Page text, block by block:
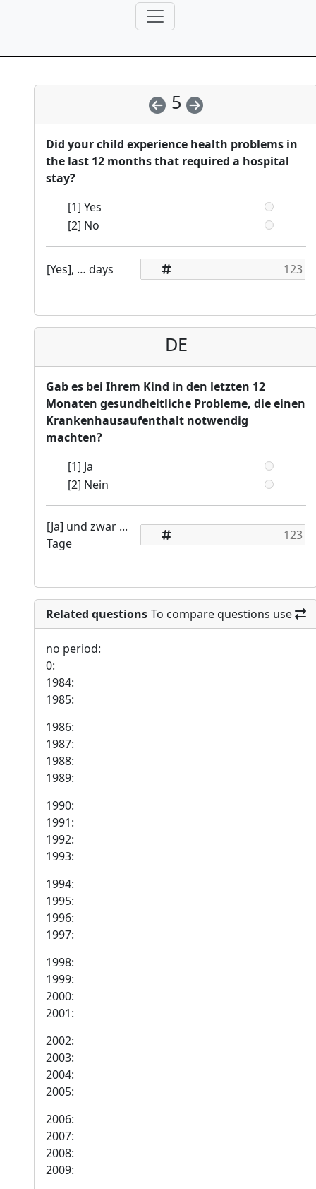
5
Did your child experience health problems in
the last 12 months that required a hospital
stay?
[1] Yes
[2] No
[Yes], … days
DE
Gab es bei Ihrem Kind in den letzten 12
Monaten gesundheitliche Probleme, die einen
Krankenhausaufenthalt notwendig
machten?
[1] Ja
[2] Nein
[Ja] und zwar ...
Tage
Related questions To compare questions use
no period:
0:
1984:
1985:
1986:
1987:
1988:
1989:
1990:
1991:
1992:
1993:
1994:
1995:
1996:
1997:
1998:
1999:
2000:
2001:
2002:
2003:
2004:
2005:
2006:
2007:
2008:
2009: